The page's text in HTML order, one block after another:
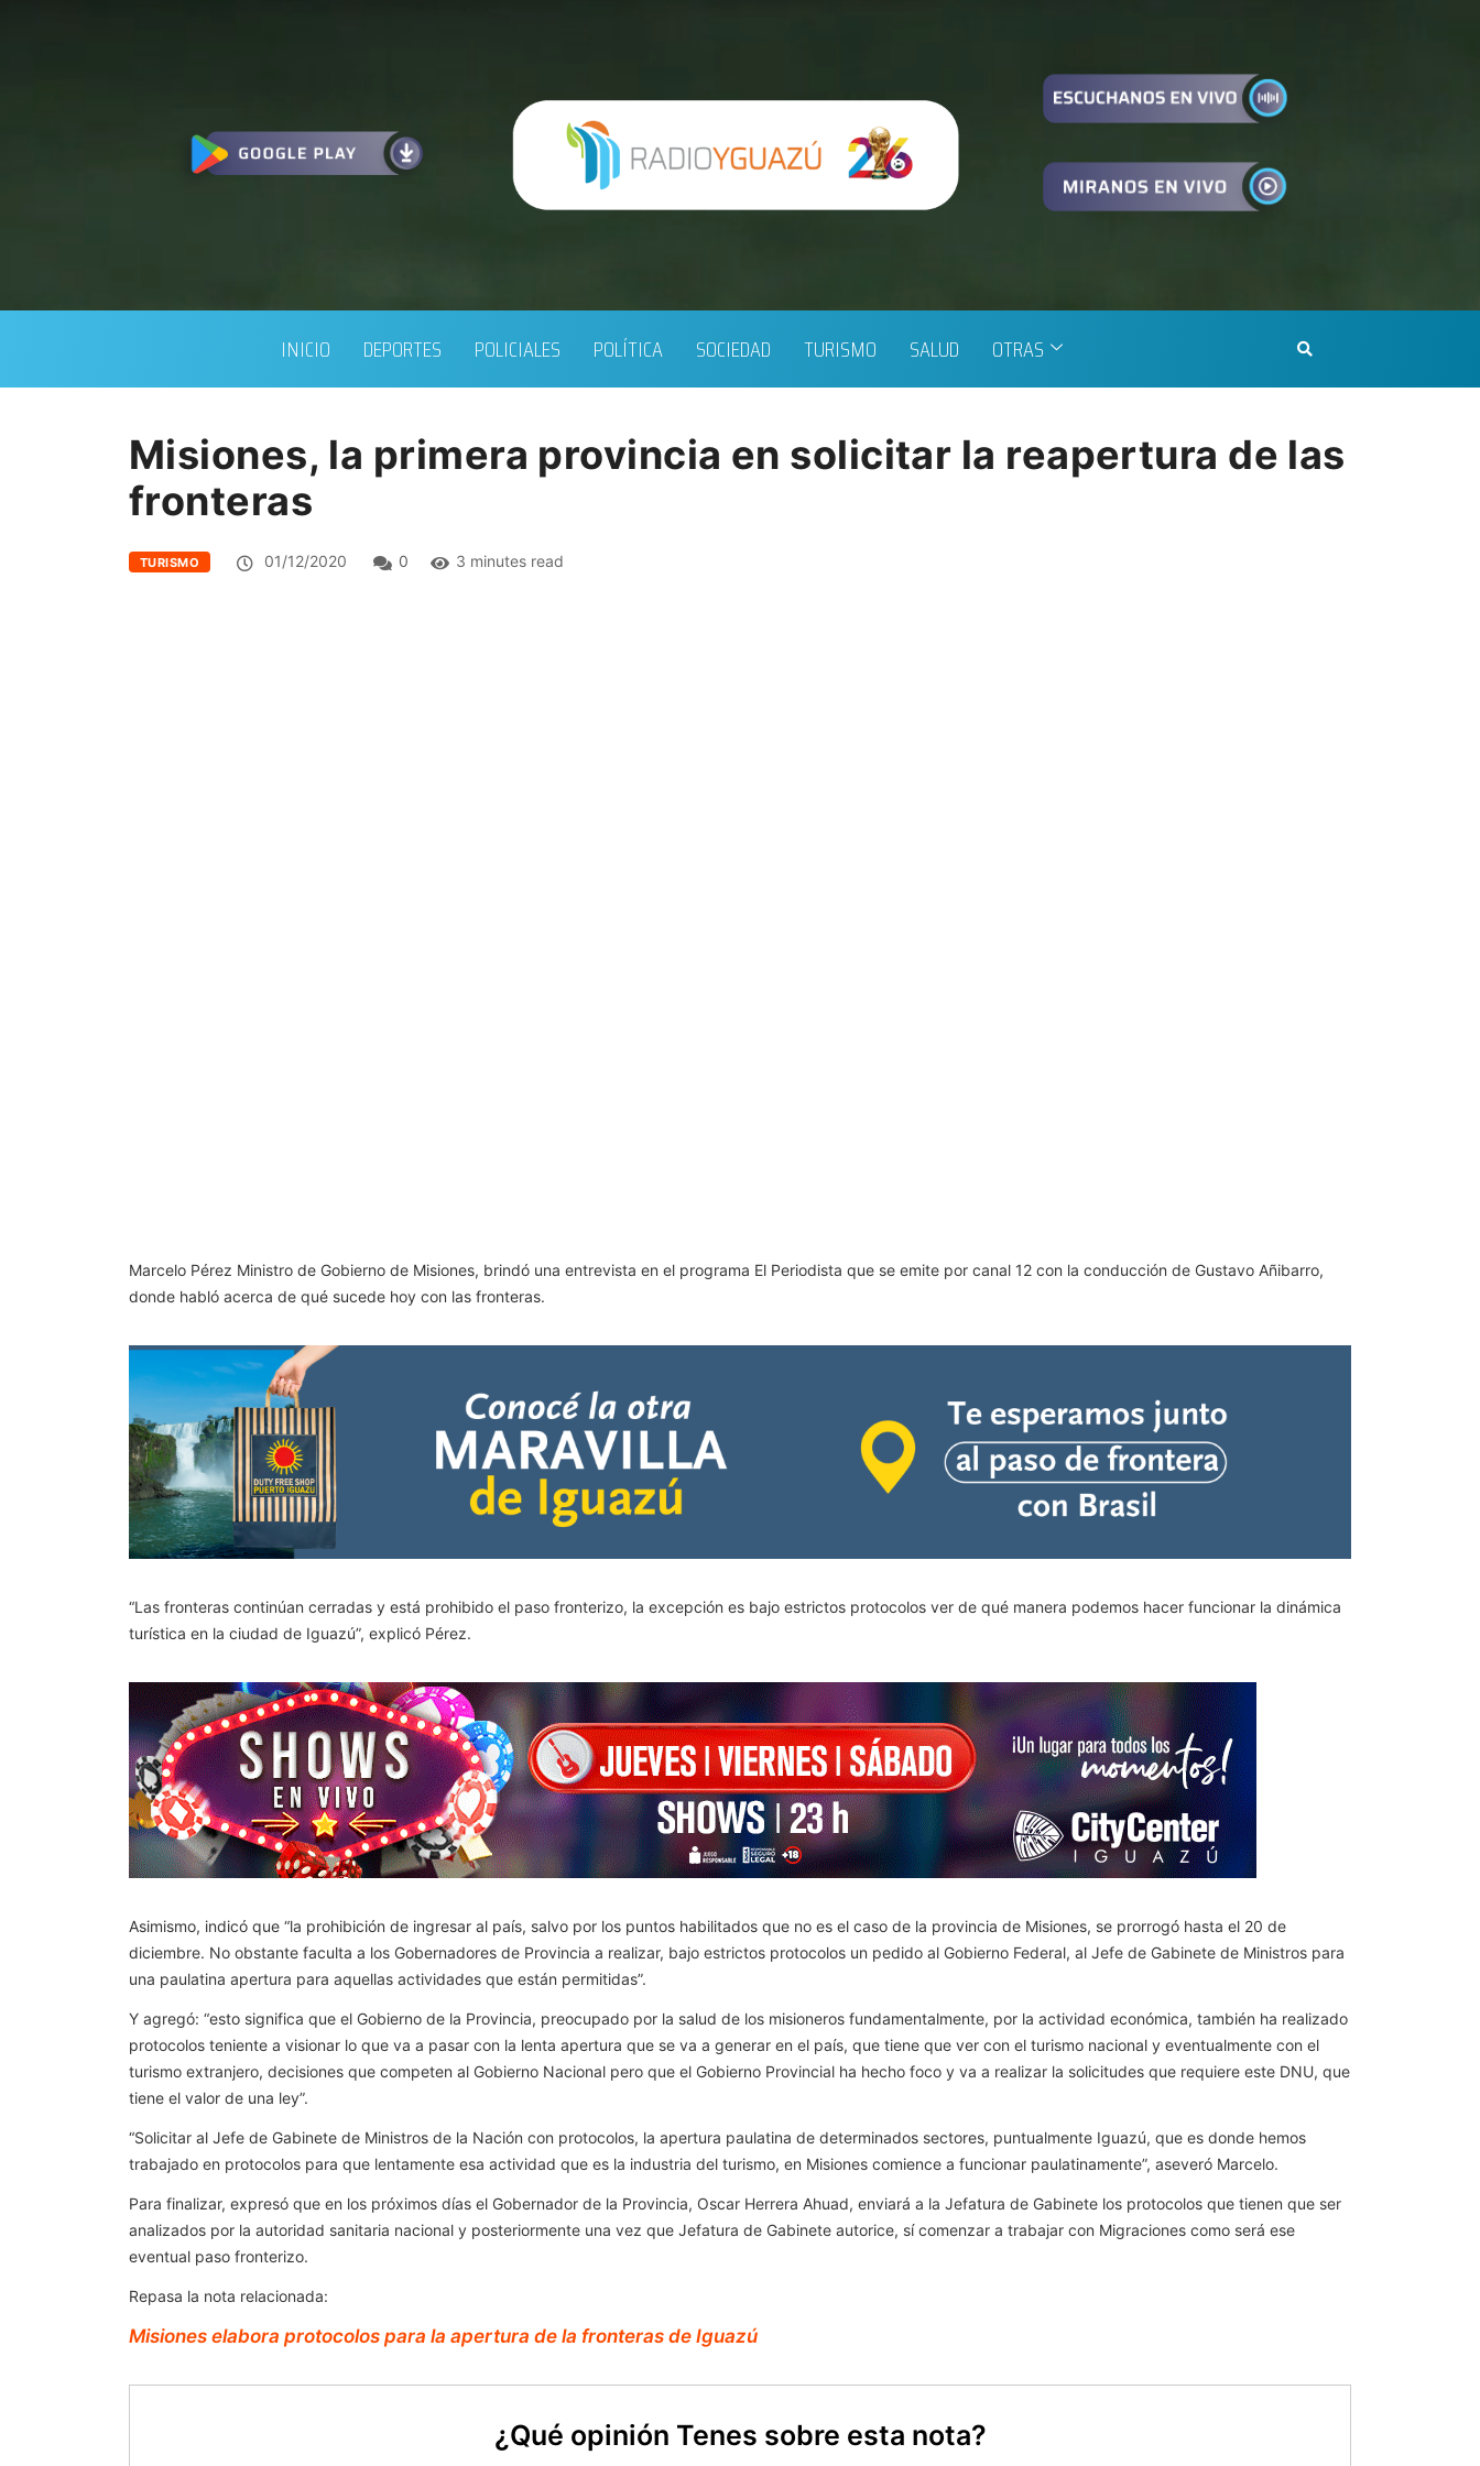
INICIO DEPORTES POLICIALES POLÍTICA SOCIEDAD TURISMO SALUD OTRAS
Misiones, la primera provincia en solicitar la reapertura de las
fronteras
TURISMO 01/12/2020 0 3 minutes read
Marcelo Pérez Ministro de Gobierno de Misiones, brindó una entrevista en el programa El Periodista que se emite por canal 12 con la conducción de Gustavo Añibarro,
donde habló acerca de qué sucede hoy con las fronteras.
“Las fronteras continúan cerradas y está prohibido el paso fronterizo, la excepción es bajo estrictos protocolos ver de qué manera podemos hacer funcionar la dinámica
turística en la ciudad de Iguazú”, explicó Pérez.
Asimismo, indicó que “la prohibición de ingresar al país, salvo por los puntos habilitados que no es el caso de la provincia de Misiones, se prorrogó hasta el 20 de
diciembre. No obstante faculta a los Gobernadores de Provincia a realizar, bajo estrictos protocolos un pedido al Gobierno Federal, al Jefe de Gabinete de Ministros para
una paulatina apertura para aquellas actividades que están permitidas”.
Y agregó: “esto significa que el Gobierno de la Provincia, preocupado por la salud de los misioneros fundamentalmente, por la actividad económica, también ha realizado
protocolos teniente a visionar lo que va a pasar con la lenta apertura que se va a generar en el país, que tiene que ver con el turismo nacional y eventualmente con el
turismo extranjero, decisiones que competen al Gobierno Nacional pero que el Gobierno Provincial ha hecho foco y va a realizar la solicitudes que requiere este DNU, que
tiene el valor de una ley”.
“Solicitar al Jefe de Gabinete de Ministros de la Nación con protocolos, la apertura paulatina de determinados sectores, puntualmente Iguazú, que es donde hemos
trabajado en protocolos para que lentamente esa actividad que es la industria del turismo, en Misiones comience a funcionar paulatinamente”, aseveró Marcelo.
Para finalizar, expresó que en los próximos días el Gobernador de la Provincia, Oscar Herrera Ahuad, enviará a la Jefatura de Gabinete los protocolos que tienen que ser
analizados por la autoridad sanitaria nacional y posteriormente una vez que Jefatura de Gabinete autorice, sí comenzar a trabajar con Migraciones como será ese
eventual paso fronterizo.
Repasa la nota relacionada:
Misiones elabora protocolos para la apertura de la fronteras de Iguazú
¿Qué opinión Tenes sobre esta nota?